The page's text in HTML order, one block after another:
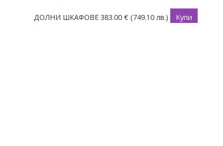
ДОЛНИ ШКАФОВЕ 383.00 € (749.10 лв.) Купи